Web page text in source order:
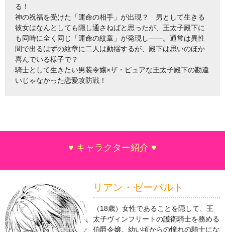
る！
神の祝福を受けた「運命の相手」が出現？ 男として生きる
彼女はなんとしても隠し通さねばと思ったが、王太子殿下に
も同時に全く同じ「運命の紋章」が発現し――。通常は異性
間で出るはずの紋章に二人は動揺するが、殿下は思いのほか
喜んでいる様子で？
騎士として生きたい男装令嬢×ザ・ピュアな王太子殿下の勘違
いじゃなかった恋愛攻防戦！
♥ キャラクター紹介 ♥
リアン・ゼーバルト
（18歳）女性であることを隠して、王
太子ヴィンフリートの護衛騎士を務める
伯爵令嬢。幼い頃からの憧れの騎士にな